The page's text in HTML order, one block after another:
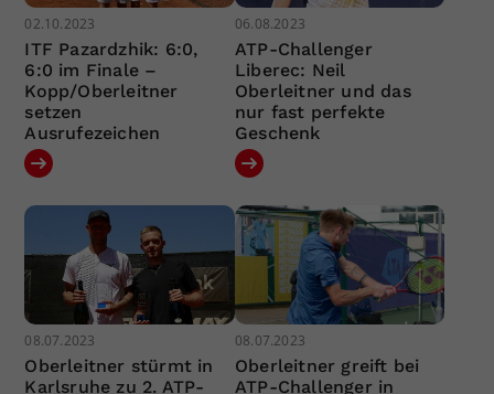
02.10.2023
ITF Pazardzhik: 6:0,
6:0 im Finale –
Kopp/Oberleitner
setzen
Ausrufezeichen
06.08.2023
ATP-Challenger
Liberec: Neil
Oberleitner und das
nur fast perfekte
Geschenk
08.07.2023
Oberleitner stürmt in
Karlsruhe zu 2. ATP-
08.07.2023
Oberleitner greift bei
ATP-Challenger in